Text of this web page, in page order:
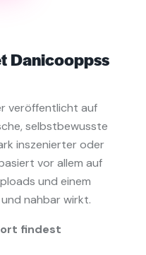
Danicooppss
veröffentlicht auf
selbstbewusste
inszenierter oder
vor allem auf
und einem
nahbar wirkt.
findest